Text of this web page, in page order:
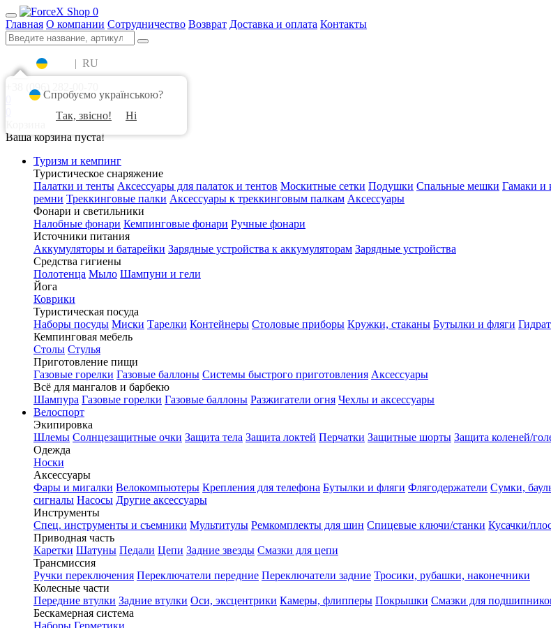
0
Главная О компании Сотрудничество Возврат Доставка и оплата Контакты
| RU
+38 (096) 282-00-70
Ваша корзина пуста!
Туризм и кемпинг
Туристическое снаряжение
Палатки и тенты Аксессуары для палаток и тентов Москитные сетки Подушки Спальные мешки Гамаки и
ремни Треккинговые палки Аксессуары к треккинговым палкам Аксессуары
Фонари и светильники
Налобные фонари Кемпинговые фонари Ручные фонари
Источники питания
Аккумуляторы и батарейки Зарядные устройства к аккумуляторам Зарядные устройства
Средства гигиены
Полотенца Мыло Шампуни и гели
Йога
Коврики
Туристическая посуда
Наборы посуды Миски Тарелки Контейнеры Столовые приборы Кружки, стаканы Бутылки и фляги
Кемпинговая мебель
Столы Стулья
Приготовление пищи
Газовые горелки Газовые баллоны Системы быстрого приготовления Аксессуары
Всё для мангалов и барбекю
Шампура Газовые горелки Газовые баллоны Разжигатели огня Чехлы и аксессуары
Велоспорт
Экипировка
Шлемы Солнцезащитные очки Защита тела Защита локтей Перчатки Защитные шорты Защита коленей/
Одежда
Носки
Аксессуары
Фары и мигалки Велокомпьютеры Крепления для телефона Бутылки и фляги Флягодержатели Сумки,
сигналы Насосы Другие аксессуары
Инструменты
Спец. инструменты и съемники Мультитулы Ремкомплекты для шин Спицевые ключи/станки Кусачки/
Приводная часть
Каретки Шатуны Педали Цепи Задние звезды Смазки для цепи
Трансмиссия
Ручки переключения Переключатели передние Переключатели задние Тросики, рубашки, наконечники
Колесные части
Передние втулки Задние втулки Оси, эксцентрики Камеры, флипперы Покрышки Смазки для
Бескамерная система
Спробуємо українською?
Так, звісно!
Ні